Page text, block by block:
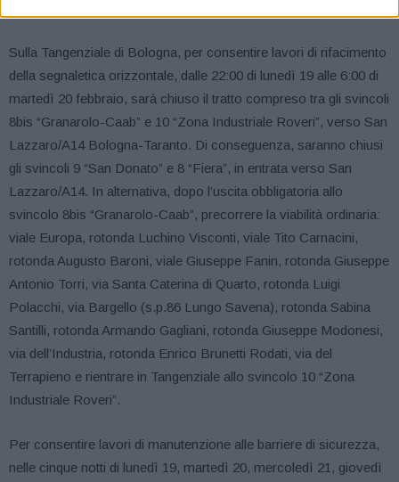
Sulla Tangenziale di Bologna, per consentire lavori di rifacimento
della segnaletica orizzontale, dalle 22:00 di lunedì 19 alle 6:00 di
martedì 20 febbraio, sarà chiuso il tratto compreso tra gli svincoli
8bis “Granarolo-Caab” e 10 “Zona Industriale Roveri”, verso San
Lazzaro/A14 Bologna-Taranto. Di conseguenza, saranno chiusi
gli svincoli 9 “San Donato” e 8 “Fiera”, in entrata verso San
Lazzaro/A14. In alternativa, dopo l’uscita obbligatoria allo
svincolo 8bis “Granarolo-Caab”, precorrere la viabilità ordinaria:
viale Europa, rotonda Luchino Visconti, viale Tito Carnacini,
rotonda Augusto Baroni, viale Giuseppe Fanin, rotonda Giuseppe
Antonio Torri, via Santa Caterina di Quarto, rotonda Luigi
Polacchi, via Bargello (s.p.86 Lungo Savena), rotonda Sabina
Santilli, rotonda Armando Gagliani, rotonda Giuseppe Modonesi,
via dell’Industria, rotonda Enrico Brunetti Rodati, via del
Terrapieno e rientrare in Tangenziale allo svincolo 10 “Zona
Industriale Roveri”.
Per consentire lavori di manutenzione alle barriere di sicurezza,
nelle cinque notti di lunedì 19, martedì 20, mercoledì 21, giovedì